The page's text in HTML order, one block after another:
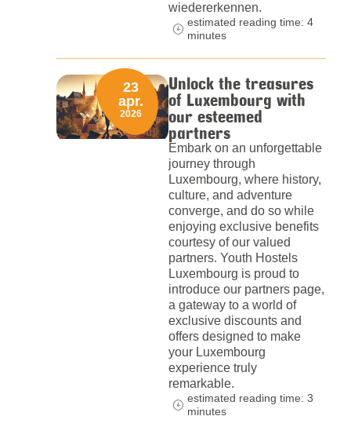
wiedererkennen.
estimated reading time: 4
minutes
Unlock the treasures
of Luxembourg with
our esteemed
partners
Embark on an unforgettable
journey through
Luxembourg, where history,
culture, and adventure
converge, and do so while
enjoying exclusive benefits
courtesy of our valued
partners. Youth Hostels
Luxembourg is proud to
introduce our partners page,
a gateway to a world of
exclusive discounts and
offers designed to make
your Luxembourg
experience truly
remarkable.
23
apr.
2026
estimated reading time: 3
minutes